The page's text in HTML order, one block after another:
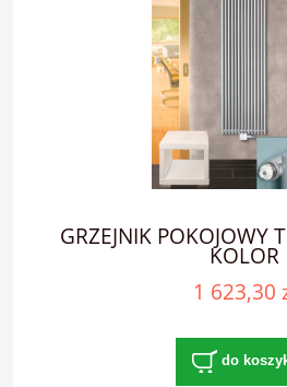
GRZEJNIK POKOJOWY
KOLOR
1 623,30
do